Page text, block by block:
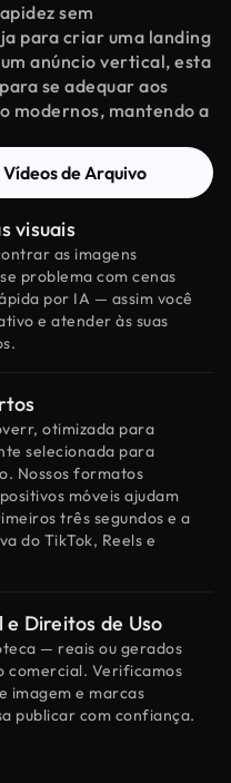
sem
para criar uma landing
anúncio vertical, esta
se adequar aos
modernos, mantendo a
de Arquivo
visuais
as imagens
problema com cenas
por IA — assim você
e atender às suas
otimizada para
selecionada para
Nossos formatos
móveis ajudam
três segundos e a
do TikTok, Reels e
Direitos de Uso
— reais ou gerados
comercial. Verificamos
imagem e marcas
publicar com confiança.